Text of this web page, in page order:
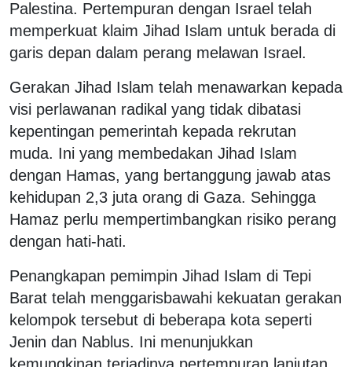
Palestina. Pertempuran dengan Israel telah
memperkuat klaim Jihad Islam untuk berada di
garis depan dalam perang melawan Israel.
Gerakan Jihad Islam telah menawarkan kepada
visi perlawanan radikal yang tidak dibatasi
kepentingan pemerintah kepada rekrutan
muda. Ini yang membedakan Jihad Islam
dengan Hamas, yang bertanggung jawab atas
kehidupan 2,3 juta orang di Gaza. Sehingga
Hamaz perlu mempertimbangkan risiko perang
dengan hati-hati.
Penangkapan pemimpin Jihad Islam di Tepi
Barat telah menggarisbawahi kekuatan gerakan
kelompok tersebut di beberapa kota seperti
Jenin dan Nablus. Ini menunjukkan